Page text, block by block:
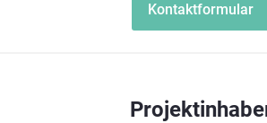
Kontaktformular